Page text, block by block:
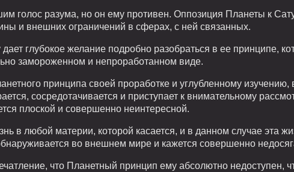
голос разума, но он ему противен. Оппозиция Планеты к
и внешних ограничений в сферах, с ней связанных.
глубокое желание подробно разобраться в ее принципе,
замороженном и непроработанном виде.
принципа своей проработке и углубленному
сосредотачивается и приступает к внимательному
плоской и совершенно неинтересной.
в любой материи, которой касается, и в данном случае эта
во внешнем мире и кажется совершенно
что Планетный принцип ему абсолютно недоступен,